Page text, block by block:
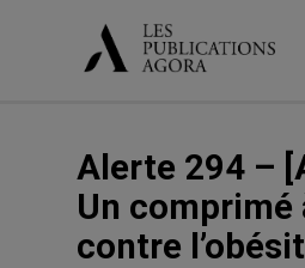
Alerte 294 –
Un comprimé
contre